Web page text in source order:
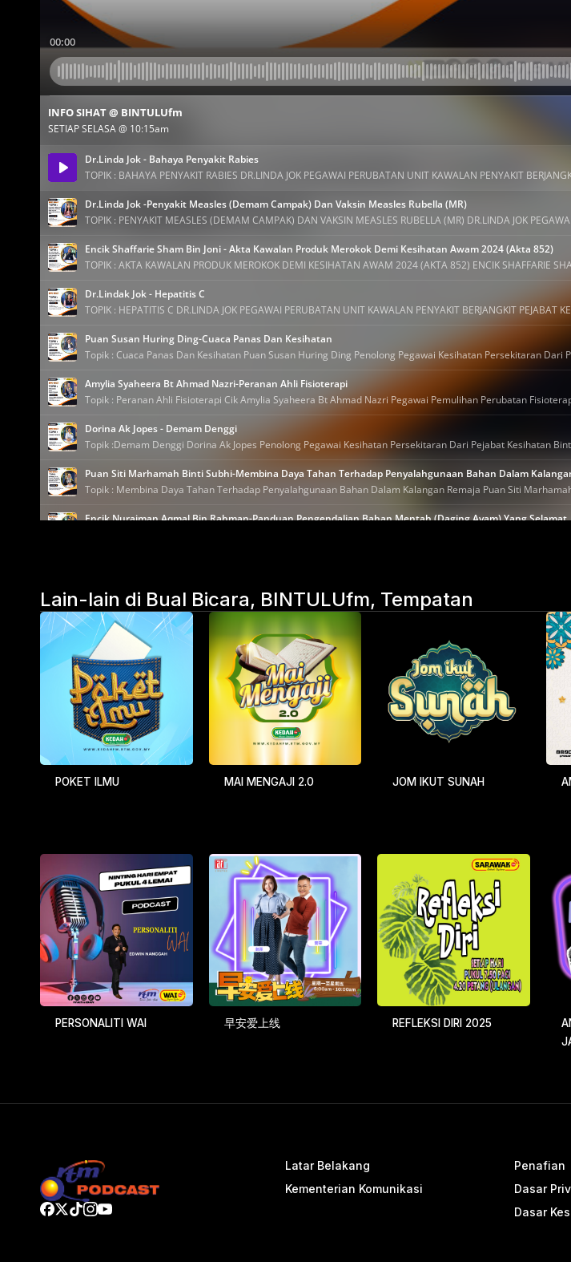
Lain-lain di Bual Bicara, BINTULUfm, Tempatan
POKET ILMU MAI MENGAJI 2.0 JOM IKUT SUNAH
PERSONALITI WAI 早安爱上线 REFLEKSI DIRI 2025
Latar Belakang
Kementerian Komunikasi
Penafian
Dasar
Dasar